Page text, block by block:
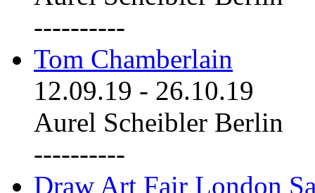
----------
Tom Chamberlain
12.09.19 - 26.10.19
Aurel Scheibler Berlin
----------
Draw Art Fair London